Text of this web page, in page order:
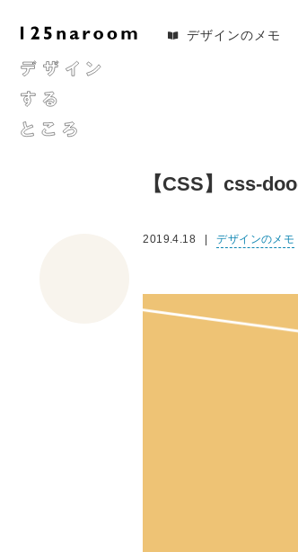
デザインのメモ
【CSS】css-
2019.4.18 デザインのメモ